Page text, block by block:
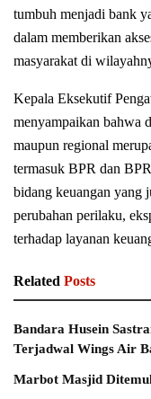
tumbuh menjadi bank
dalam memberikan
masyarakat di
Kepala Eksekutif
menyampaikan bahwa
maupun regional
termasuk BPR dan
bidang keuangan yang
perubahan perilaku,
terhadap layanan
Related Posts
Bandara Husein
Terjadwal Wings Air
Marbot Masjid